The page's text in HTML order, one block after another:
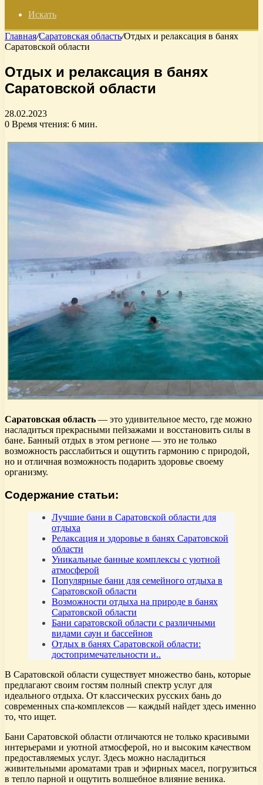
Искать
Главная/Саратовская область/Отдых и релаксация в банях
Саратовской области
Отдых и релаксация в банях
Саратовской области
28.02.2023
0 Время чтения: 6 мин.
Саратовская область — это удивительное место, где можно
насладиться прекрасными пейзажами и восстановить силы в
бане. Банный отдых в этом регионе — это не только
возможность расслабиться и ощутить гармонию с природой,
но и отличная возможность подарить здоровье своему
организму.
Содержание статьи:
Лучшие бани в Саратовской области для
отдыха
Релаксация и здоровье в банях Саратовской
области
Уникальные банные комплексы с уютной
атмосферой
Популярные бани для семейного отдыха в
Саратовской области
Возможности отдыха на природе в банях
Саратовской области
Бани саратовской области с различными
видами саун и бассейнов
Отдых в банях Саратовской области:
достопримечательности и..
В Саратовской области существует множество бань, которые
предлагают своим гостям полный спектр услуг для
идеального отдыха. От классических русских бань до
современных спа-комплексов — каждый найдет здесь именно
то, что ищет.
Бани Саратовской области отличаются не только красивыми
интерьерами и уютной атмосферой, но и высоким качеством
предоставляемых услуг. Здесь можно насладиться
живительными ароматами трав и эфирных масел, погрузиться
в тепло парной и ощутить волшебное влияние веника.